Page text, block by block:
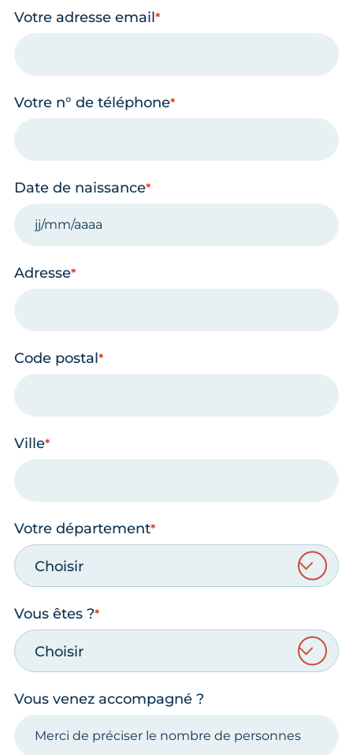
Votre adresse email
Votre n° de téléphone
Date de naissance
Adresse
Code postal
Ville
Votre département
Choisir
Vous êtes ?
Choisir
Vous venez accompagné ?